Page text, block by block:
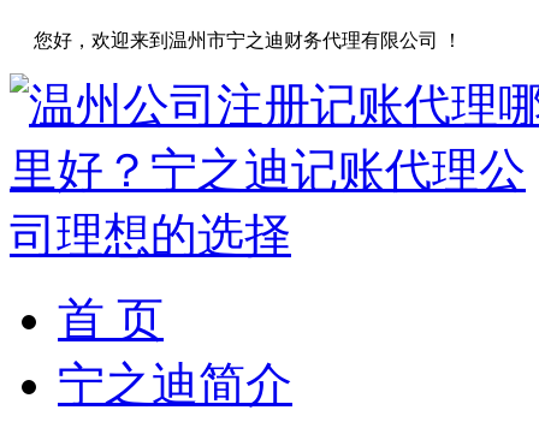
您好，欢迎来到温州市宁之迪财务代理有限公司 ！
首 页
宁之迪简介